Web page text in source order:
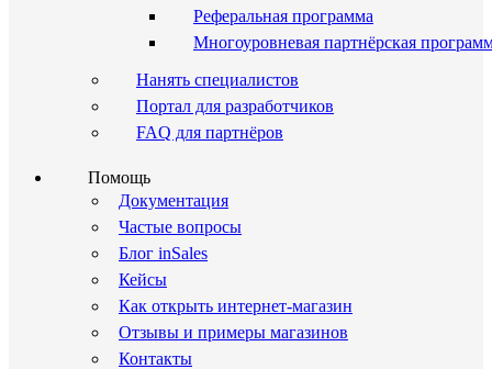
Реферальная программа
Многоуровневая партнёрская
Нанять специалистов
Портал для разработчиков
FAQ для партнёров
Помощь
Документация
Частые вопросы
Блог inSales
Кейсы
Как открыть интернет-магазин
Отзывы и примеры магазинов
Контакты